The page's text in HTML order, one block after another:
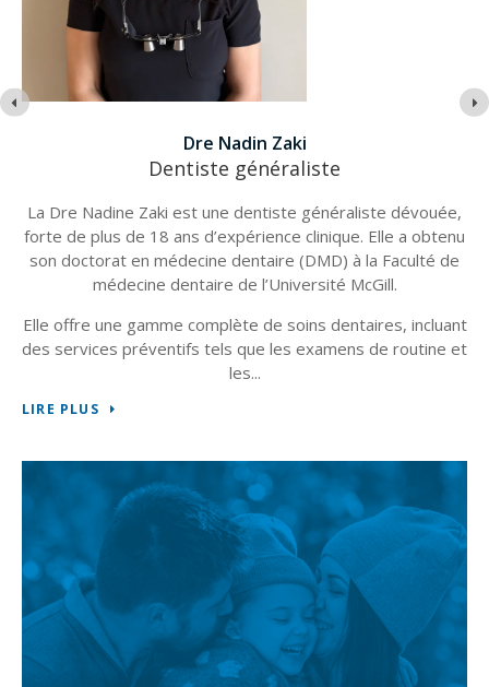
Dr Jean-Daniel Azuelos
Dentiste généraliste
Dentiste généraliste qui concentre sa pratique sur
l'implantologie, Dr Azuelos est diplômé de la Faculté de
dentisterie de l'Université McGill. Il détient également un
diplôme en génie informatique et une maîtrise en
Dr Azuelos a obtenu un Fellowship en implantologie de
l’ICOI au sein de la prestigieuse
LIRE PLUS